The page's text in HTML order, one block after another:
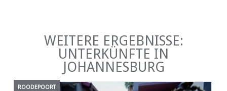
WEITERE ERGEBNISSE:
UNTERKÜNFTE IN
JOHANNESBURG
ROODEPOORT